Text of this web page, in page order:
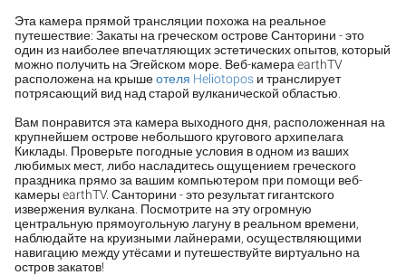
Эта камера прямой трансляции похожа на реальное
путешествие: Закаты на греческом острове Санторини - это
один из наиболее впечатляющих эстетических опытов, который
можно получить на Эгейском море. Веб-камера earthTV
расположена на крышеотеля Heliotopos и транслирует
потрясающий вид над старой вулканической областью.
Вам понравится эта камера выходного дня, расположенная на
крупнейшем острове небольшого кругового архипелага
Киклады. Проверьте погодные условия в одном из ваших
любимых мест, либо насладитесь ощущением греческого
праздника прямо за вашим компьютером при помощи веб-
камеры earthTV. Санторини - это результат гигантского
извержения вулкана. Посмотрите на эту огромную
центральную прямоугольную лагуну в реальном времени,
наблюдайте на круизными лайнерами, осуществляющими
навигацию между утёсами и путешествуйте виртуально на
остров закатов!